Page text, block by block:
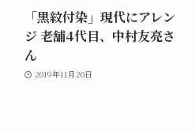
「黒紋付染」現代にアレン
ジ 老舗4代目、中村友亮さ
ん
2019年11月20日